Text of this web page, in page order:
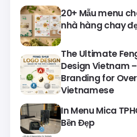
20+ Mẫu menu
nhà hàng chay
The Ultimate
Design Vietnam
Branding for
Vietnamese
In Menu Mica
Bền Đẹp